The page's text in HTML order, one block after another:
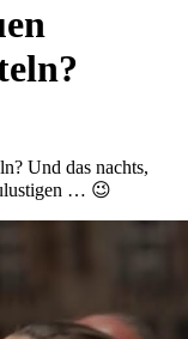
Und das nachts,
… 😉